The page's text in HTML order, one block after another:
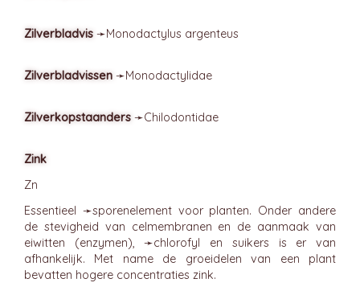
Zilverbladvis ➛Monodactylus argenteus
Zilverbladvissen ➛Monodactylidae
Zilverkopstaanders ➛Chilodontidae
Zink
Zn
Essentieel ➛sporenelementvoor planten. Onder andere
de stevigheid van celmembranen en de aanmaak van
eiwitten (enzymen), ➛chlorofyl en suikers is er van
afhankelijk. Met name de groeidelen van een plant
bevatten hogere concentraties zink.